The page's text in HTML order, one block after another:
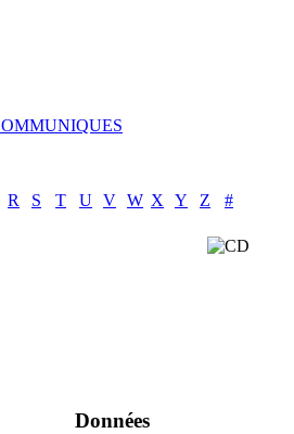
R S T U V W X Y Z #
Données